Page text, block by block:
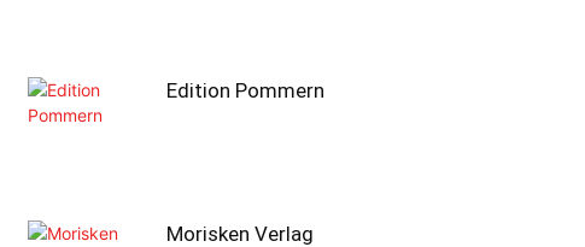
Edition Pommern
Morisken Verlag